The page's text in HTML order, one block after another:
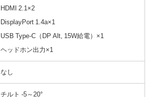
HDMI 2.1×2
DisplayPort 1.4a×1
USB Type-C（DP Alt, 15W給電）×1
ヘッドホン出力×1
なし
チルト -5～20°